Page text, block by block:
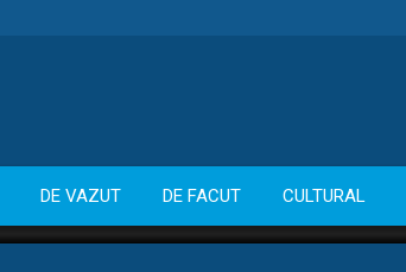
DE VAZUT DE FACUT CULTURAL